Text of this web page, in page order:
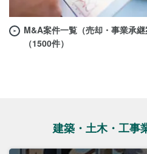
M&A案件一覧（売却・事業承継
（1500件）
建築・土木・工事